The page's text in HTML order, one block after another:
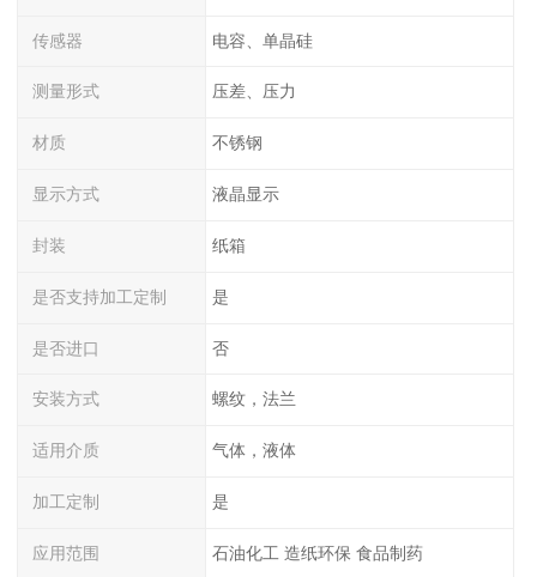
传感器 电容、单晶硅
测量形式 压差、压力
材质 不锈钢
显示方式 液晶显示
封装 纸箱
是否支持加工定制 是
是否进口 否
安装方式 螺纹，法兰
适用介质 气体，液体
加工定制 是
应用范围 石油化工 造纸环保 食品制药